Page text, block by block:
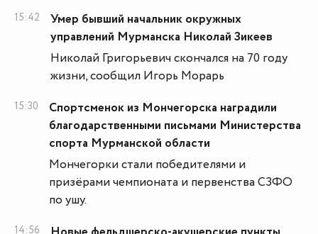
15:42
Умер бывший начальник окружных
управлений Мурманска Николай Зикеев
Николай Григорьевич скончался на 70 году
жизни, сообщил Игорь Морарь
15:30
Спортсменок из Мончегорска наградили
благодарственными письмами Министерства
спорта Мурманской области
Мончегорки стали победителями и
призёрами чемпионата и первенства СЗФО
по ушу.
14:56